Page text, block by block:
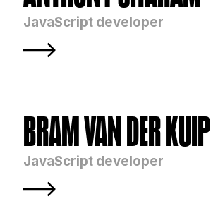
JavaScript developer
BRAM VAN DER KUIP
JavaScript developer